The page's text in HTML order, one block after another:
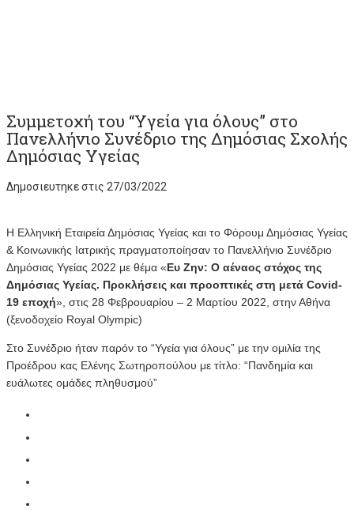
Συμμετοχή του “Υγεία για όλους” στο
Πανελλήνιο Συνέδριο της Δημόσιας Σχολής
Δημόσιας Υγείας
Δημοσιευτηκε στις 27/03/2022
Η Ελληνική Εταιρεία Δημόσιας Υγείας και το Φόρουμ Δημόσιας Υγείας
& Κοινωνικής Ιατρικής πραγματοποίησαν το Πανελλήνιο Συνέδριο
Δημόσιας Υγείας 2022 με θέμα «Ευ Ζην: Ο αέναος στόχος της
Δημόσιας Υγείας. Προκλήσεις και προοπτικές στη μετά Covid-
19 εποχή», στις 28 Φεβρουαρίου – 2 Μαρτίου 2022, στην Αθήνα
(ξενοδοχείο Royal Olympic)
Στο Συνέδριο ήταν παρόν το “Υγεία για όλους” με την ομιλία της
Προέδρου κας Ελένης Σωτηροπούλου με τίτλο: “Πανδημία και
ευάλωτες ομάδες πληθυσμού”